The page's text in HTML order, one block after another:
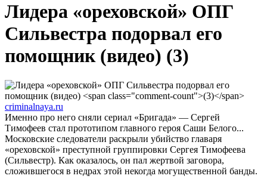
Лидера «ореховской» ОПГ
Сильвестра подорвал его
помощник (видео) (3)
criminalnaya.ru
Именно про него сняли сериал «Бригада» — Сергей
Тимофеев стал прототипом главного героя Саши Белого...
Московские следователи раскрыли убийство главаря
«ореховской» преступной группировки Сергея Тимофеева
(Сильвестр). Как оказалось, он пал жертвой заговора,
сложившегося в недрах этой некогда могущественной банды.